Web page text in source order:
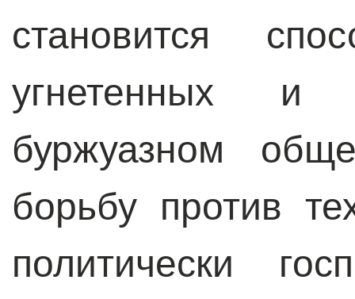
становится
угнетенных и
буржуазном
борьбу против
политически